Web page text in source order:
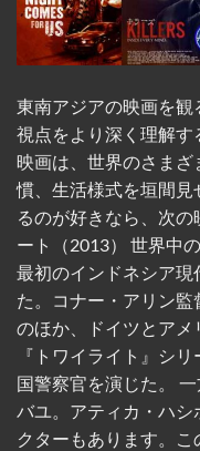
東南アジアの映画を
視点をより深く理解
映画は、世界のさま
慣、生活様式を垣間
るのが好きなら、次の
ート（2013） 世界中
最初のインドネシア現
た。コナー・アリン
のほか、ドイツとア
『トワイライト』シ
国警察官を演じた。
バユ。アティカ・ハ
クターもあります。こ